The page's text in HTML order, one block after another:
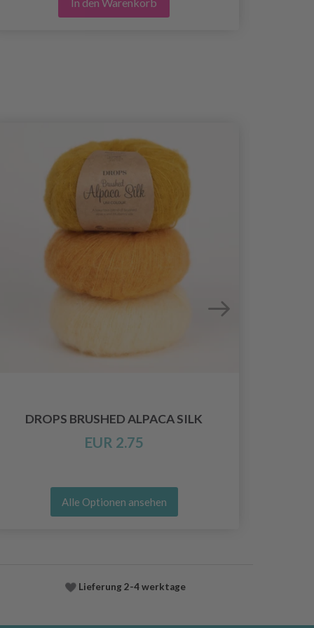
DROPS BRUSHED ALPACA SILK
EUR 2.75
Alle Optionen ansehen
Lieferung 2-4 werktage